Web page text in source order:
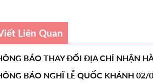
Liên Quan
BÁO THAY ĐỔI ĐỊA CHỈ NHẬN
BÁO NGHĨ LỄ QUỐC KHÁNH